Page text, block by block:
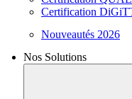
Certification
Nouveautés 2026
Nos Solutions